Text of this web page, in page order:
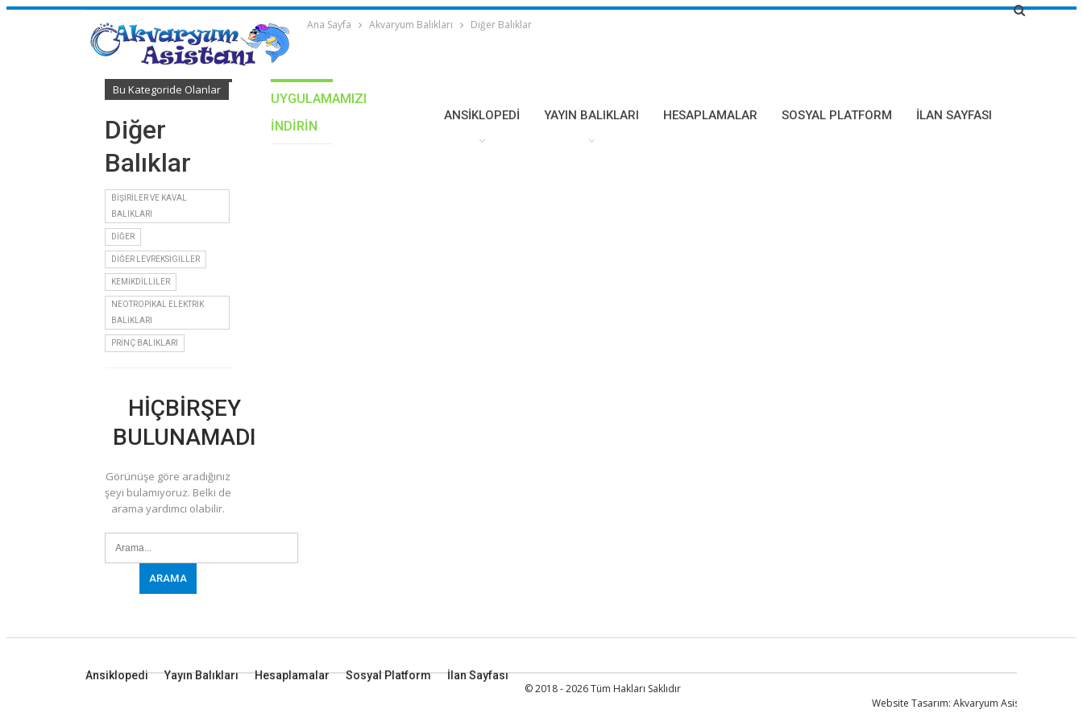
ANSIKLOPEDI YAYIN BALIKLARI HESAPLAMALAR SOSYAL PLATFORM İLAN SAYFASI
Ana Sayfa Akvaryum Balıkları Diğer Balıklar
Bu Kategoride Olanlar
Diğer
Balıklar
BIŞIRILER VE KAVAL
BALIKLARI
DIĞER
DIĞER LEVREKSIGILLER
KEMIKDILLILER
NEOTROPIKAL ELEKTRIK
BALIKLARI
PRINÇ BALIKLARI
HIÇBIRŞEY
BULUNAMADI
Görünüşe göre aradığınız
şeyi bulamıyoruz. Belki de
arama yardımcı olabilir.
UYGULAMAMIZI
INDIRIN
Ansiklopedi Yayın Balıkları Hesaplamalar Sosyal Platform İlan Sayfası
© 2018 - 2026 Tüm Hakları Saklıdır
Website Tasarım: Akvaryum Asistanı